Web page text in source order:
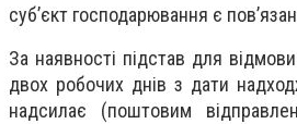
суб’єкт господарювання є
За наявності підстав для
двох робочих днів з дати
надсилає (поштовим